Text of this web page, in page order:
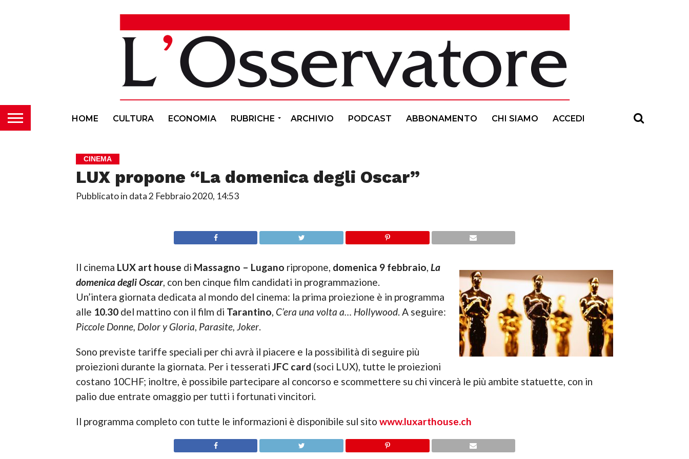
HOME CULTURA ECONOMIA RUBRICHE ARCHIVIO PODCAST ABBONAMENTO CHI SIAMO ACCEDI
CINEMA
LUX propone “La domenica degli Oscar”
Pubblicato in data2 Febbraio 2020, 14:53
Il cinema LUX art house di Massagno – Lugano ripropone, domenica 9 febbraio, La
domenica degli Oscar, con ben cinque film candidati in programmazione.
Un’intera giornata dedicata al mondo del cinema: la prima proiezione è in programma
alle 10.30del mattino con il film di Tarantino, C’era una volta a… Hollywood. A seguire:
Piccole Donne, Dolor y Gloria, Parasite, Joker.
Sono previste tariffe speciali per chi avrà il piacere e la possibilità di seguire più
proiezioni durante la giornata. Per i tesserati JFC card (soci LUX), tutte le proiezioni
costano 10CHF; inoltre, è possibile partecipare al concorso e scommettere su chi vincerà le più ambite statuette, con in
palio due entrate omaggio per tutti i fortunati vincitori.
Il programma completo con tutte le informazioni è disponibile sul sito www.luxarthouse.ch